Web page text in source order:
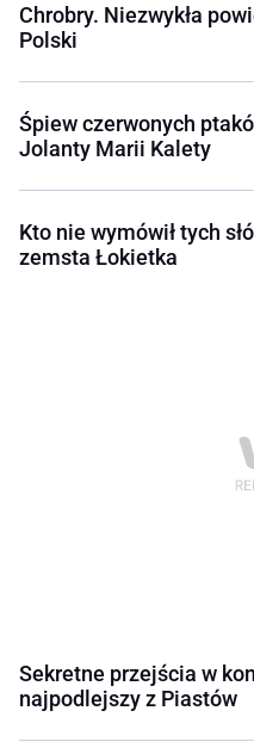
Chrobry. Niezwykła
Polski
Śpiew czerwonych
Jolanty Marii Kalety
Kto nie wymówił tych
zemsta Łokietka
Sekretne przejścia w
najpodlejszy z Piastów